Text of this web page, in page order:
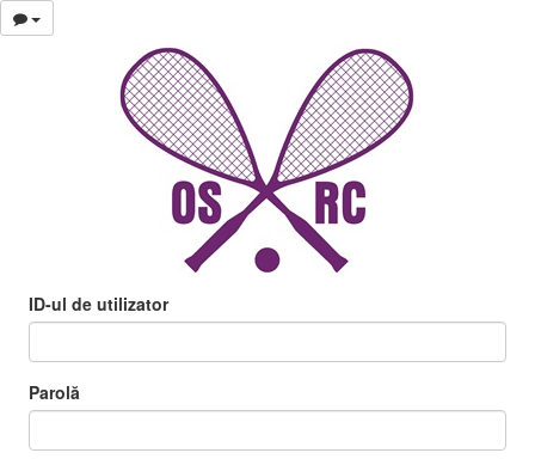
ID-ul de utilizator
Parolă